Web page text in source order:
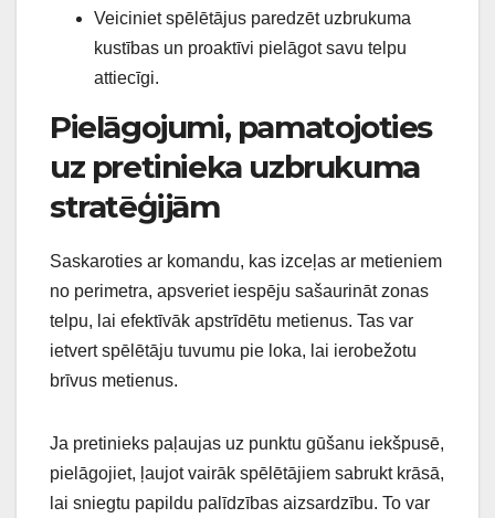
Veiciniet spēlētājus paredzēt uzbrukuma
kustības un proaktīvi pielāgot savu telpu
attiecīgi.
Pielāgojumi, pamatojoties
uz pretinieka uzbrukuma
stratēģijām
Saskaroties ar komandu, kas izceļas ar metieniem
no perimetra, apsveriet iespēju sašaurināt zonas
telpu, lai efektīvāk apstrīdētu metienus. Tas var
ietvert spēlētāju tuvumu pie loka, lai ierobežotu
brīvus metienus.
Ja pretinieks paļaujas uz punktu gūšanu iekšpusē,
pielāgojiet, ļaujot vairāk spēlētājiem sabrukt krāsā,
lai sniegtu papildu palīdzības aizsardzību. To var